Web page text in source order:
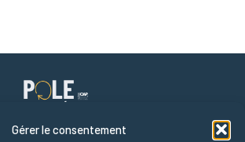
Gérer le consentement